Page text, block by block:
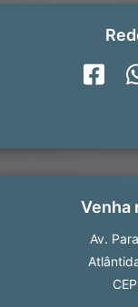
Venha
Av.